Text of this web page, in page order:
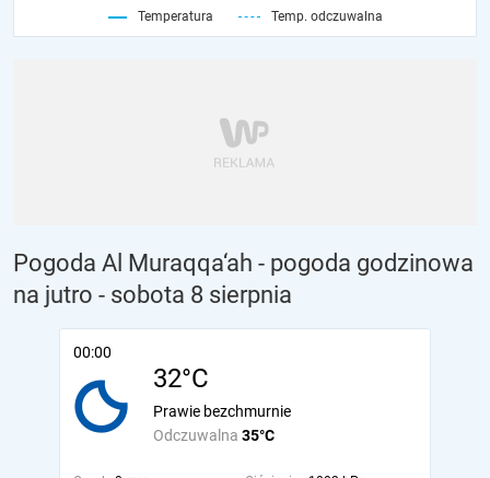
Temperatura Temp. odczuwalna
Pogoda Al Muraqqa‘ah - pogoda godzinowa
na jutro - sobota 8 sierpnia
00:00
32°C
Odczuwalna 35°C
Prawie bezchmurnie